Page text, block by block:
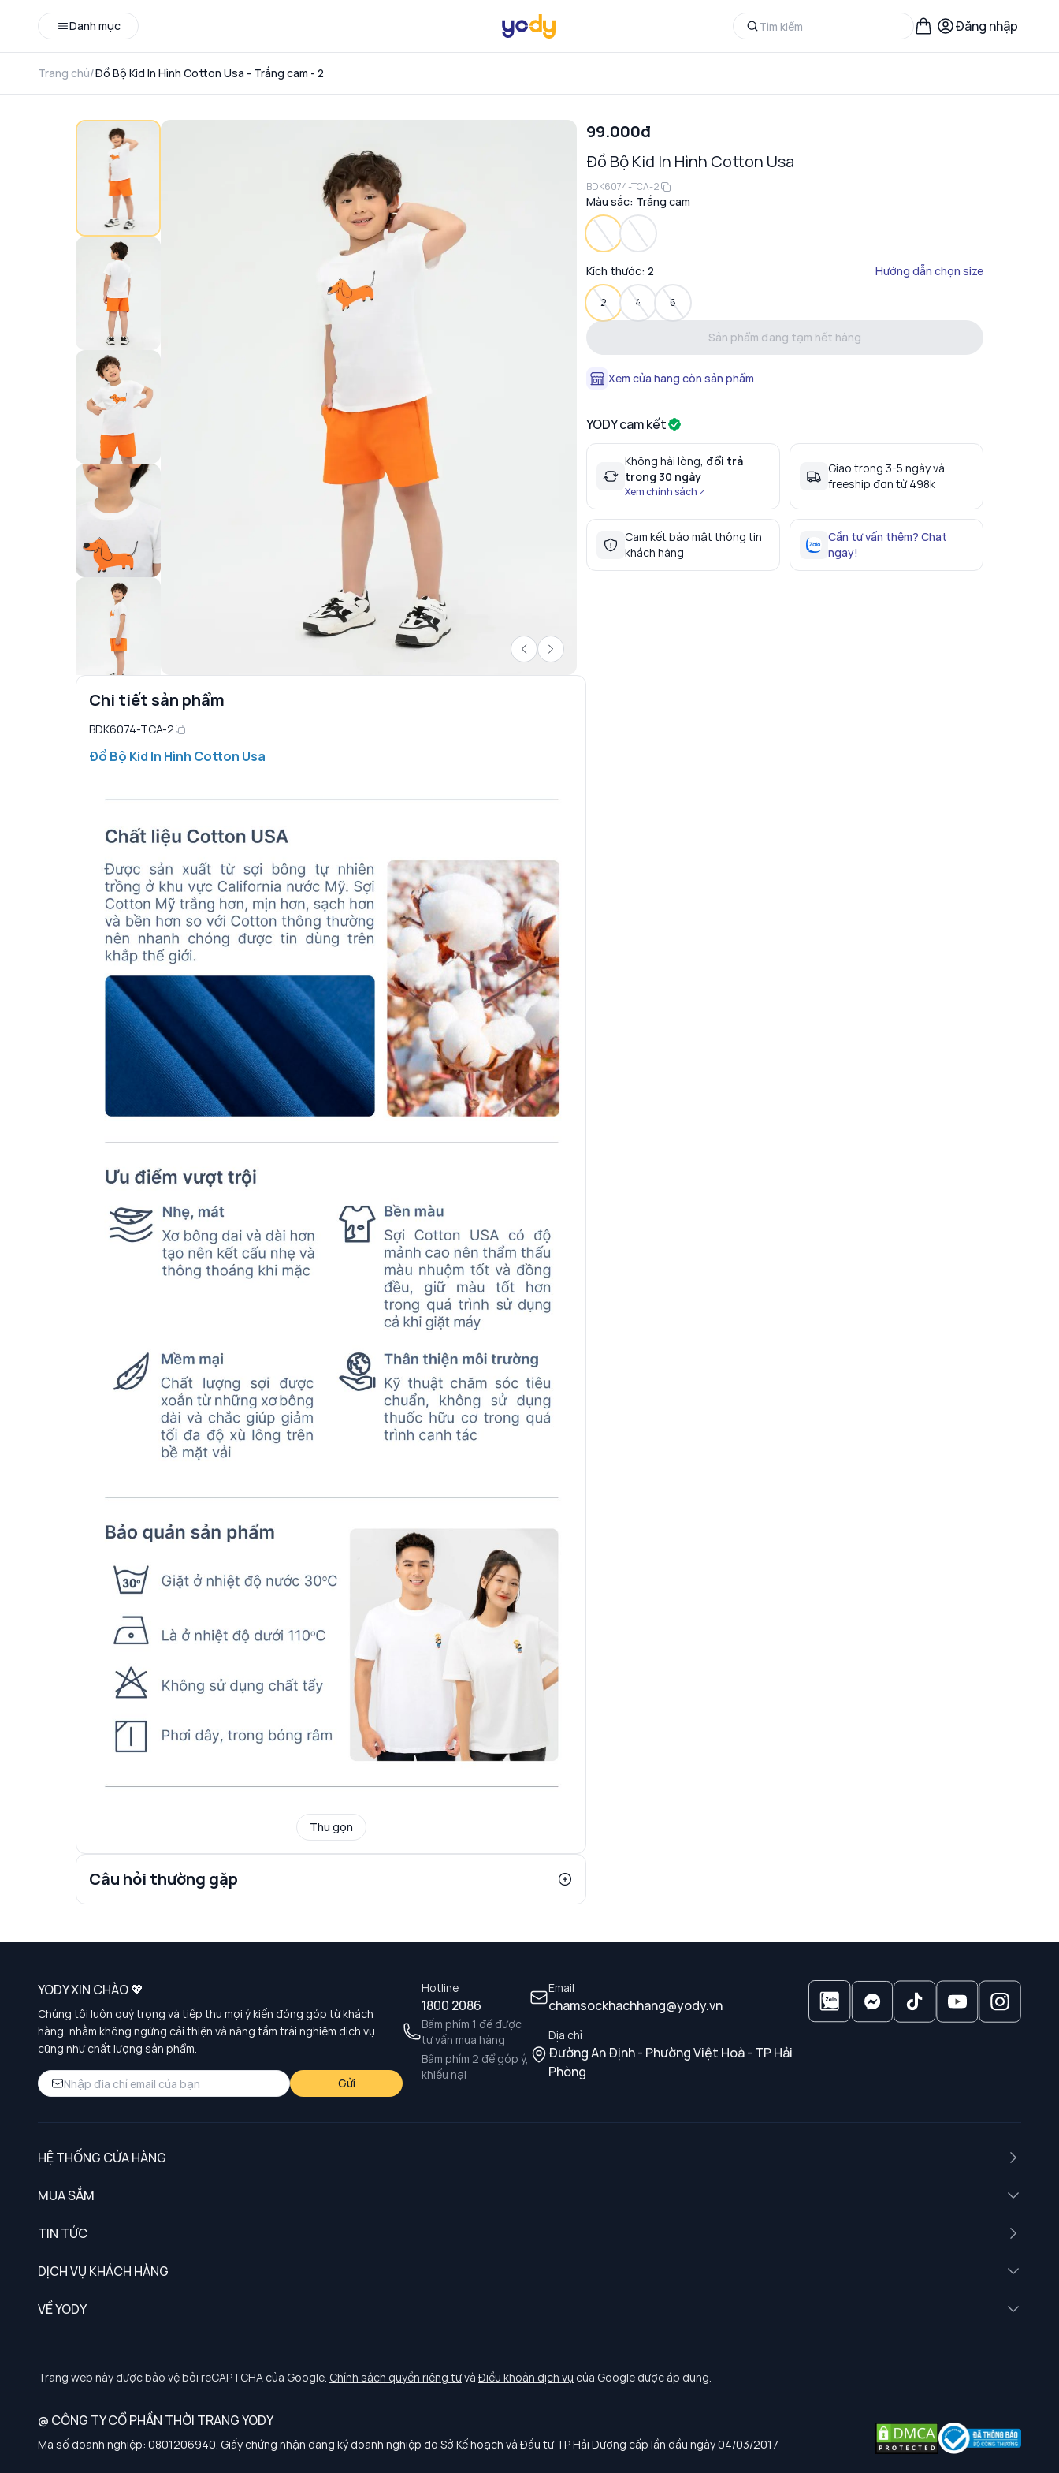
Danh mục Đăng nhập
Trang chủ/Đồ Bộ Kid In Hình Cotton Usa - Trắng cam - 2
Chi tiết sản phẩm
BDK6074-TCA-2
Đồ Bộ Kid In Hình Cotton Usa
Thu gọn
Câu hỏi thường gặp
99.000đ
Đồ Bộ Kid In Hình Cotton Usa
BDK6074-TCA-2
Màu sắc: Trắng cam
Kích thước: 2 Hướng dẫn chọn size
2 4 6
Sản phẩm đang tạm hết hàng
Xem cửa hàng còn sản phẩm
YODY cam kết
Không hài lòng, đổi trả
trong 30 ngày
Xem chính sách
Giao trong 3-5 ngày và
freeship đơn từ 498k
Cam kết bảo mật thông tin
khách hàng
Cần tư vấn thêm? Chat
ngay!
Hotline
1800 2086
Bấm phím 1 để được
tư vấn mua hàng
Bấm phím 2 để góp ý,
khiếu nại
Email
chamsockhachhang@yody.vn
Địa chỉ
Đường An Định - Phường Việt Hoà - TP Hải
Phòng
YODY XIN CHÀO 💖
Chúng tôi luôn quý trọng và tiếp thu mọi ý kiến đóng góp từ khách
hàng, nhằm không ngừng cải thiện và nâng tầm trải nghiệm dịch vụ
cũng như chất lượng sản phẩm.
Gửi
HỆ THỐNG CỬA HÀNG
MUA SẮM
TIN TỨC
DỊCH VỤ KHÁCH HÀNG
Chính sách khách hàng thân thiết
Chính sách bảo vệ dữ liệu cá nhân
Chính sách thanh toán, giao nhận
Chính sách chất lượng và an toàn sức khoẻ nghề nghiệp
VỀ YODY
Tuyển dụng
Trang web này được bảo vệ bởi reCAPTCHA của Google. Chính sách quyền riêng tưvà Điều khoản dịch vụ của Google được áp dụng.
@ CÔNG TY CỔ PHẦN THỜI TRANG YODY
Mã số doanh nghiệp: 0801206940. Giấy chứng nhận đăng ký doanh nghiệp do Sở Kế hoạch và Đầu tư TP Hải Dương cấp lần đầu ngày 04/03/2017